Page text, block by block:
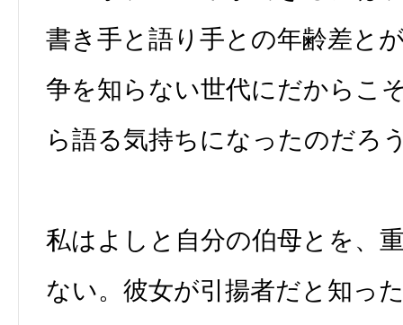
書き手と語り手との年齢差と
争を知らない世代にだからこ
ら語る気持ちになったのだろ
私はよしと自分の伯母とを、
ない。彼女が引揚者だと知っ